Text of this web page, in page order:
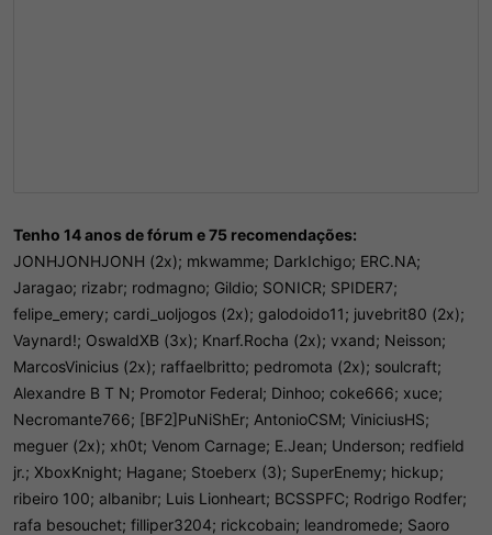
Tenho 14 anos de fórum e 75 recomendações:
JONHJONHJONH (2x); mkwamme; DarkIchigo; ERC.NA;
Jaragao; rizabr; rodmagno; Gildio; SONICR; SPIDER7;
felipe_emery; cardi_uoljogos (2x); galodoido11; juvebrit80 (2x);
Vaynard!; OswaldXB (3x); Knarf.Rocha (2x); vxand; Neisson;
MarcosVinicius (2x); raffaelbritto; pedromota (2x); soulcraft;
Alexandre B T N; Promotor Federal; Dinhoo; coke666; xuce;
Necromante766; [BF2]PuNiShEr; AntonioCSM; ViniciusHS;
meguer (2x); xh0t; Venom Carnage; E.Jean; Underson; redfield
jr.; XboxKnight; Hagane; Stoeberx (3); SuperEnemy; hickup;
ribeiro 100; albanibr; Luis Lionheart; BCSSPFC; Rodrigo Rodfer;
rafa besouchet; filliper3204; rickcobain; leandromede; Saoro